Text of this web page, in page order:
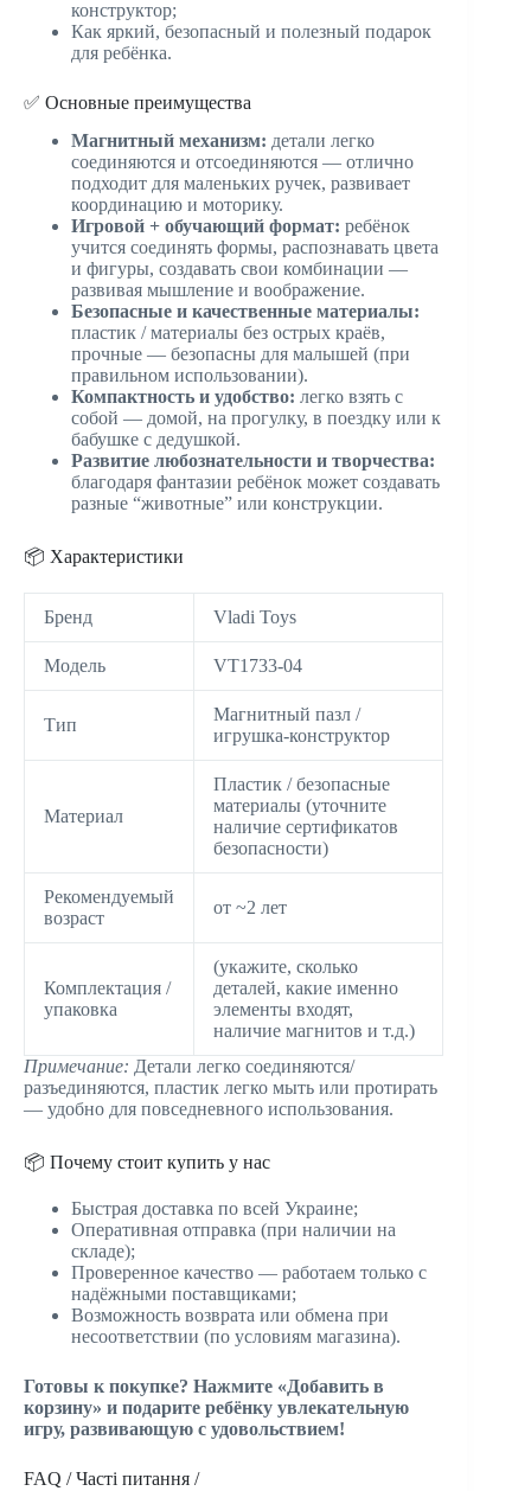
конструктор;
Как яркий, безопасный и полезный подарок
для ребёнка.
✅ Основные преимущества
Магнитный механизм: детали легко
соединяются и отсоединяются — отлично
подходит для маленьких ручек, развивает
координацию и моторику.
Игровой + обучающий формат: ребёнок
учится соединять формы, распознавать цвета
и фигуры, создавать свои комбинации —
развивая мышление и воображение.
Безопасные и качественные материалы:
пластик / материалы без острых краёв,
прочные — безопасны для малышей (при
правильном использовании).
Компактность и удобство: легко взять с
собой — домой, на прогулку, в поездку или к
бабушке с дедушкой.
Развитие любознательности и творчества:
благодаря фантазии ребёнок может создавать
разные “животные” или конструкции.
📦 Характеристики
Бренд Vladi Toys
Модель VT1733-04
Тип
Магнитный пазл /
игрушка-конструктор
Материал
Пластик / безопасные
материалы (уточните
наличие сертификатов
безопасности)
Рекомендуемый
возраст
от ~2 лет
Комплектация /
упаковка
(укажите, сколько
деталей, какие именно
элементы входят,
наличие магнитов и т.д.)
Примечание: Детали легко соединяются/
разъединяются, пластик легко мыть или протирать
— удобно для повседневного использования.
📦 Почему стоит купить у нас
Быстрая доставка по всей Украине;
Оперативная отправка (при наличии на
складе);
Проверенное качество — работаем только с
надёжными поставщиками;
Возможность возврата или обмена при
несоответствии (по условиям магазина).
Готовы к покупке? Нажмите «Добавить в
корзину» и подарите ребёнку увлекательную
игру, развивающую с удовольствием!
FAQ / Часті питання /